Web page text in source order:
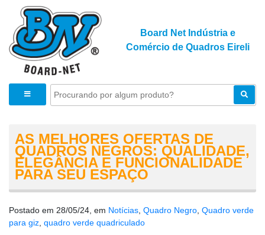
Board Net Indústria e
Comércio de Quadros Eireli
AS MELHORES OFERTAS DE
QUADROS NEGROS: QUALIDADE,
ELEGÂNCIA E FUNCIONALIDADE
PARA SEU ESPAÇO
Postado em 28/05/24, em Notícias Quadro Negro Quadro verde
para giz quadro verde quadriculado